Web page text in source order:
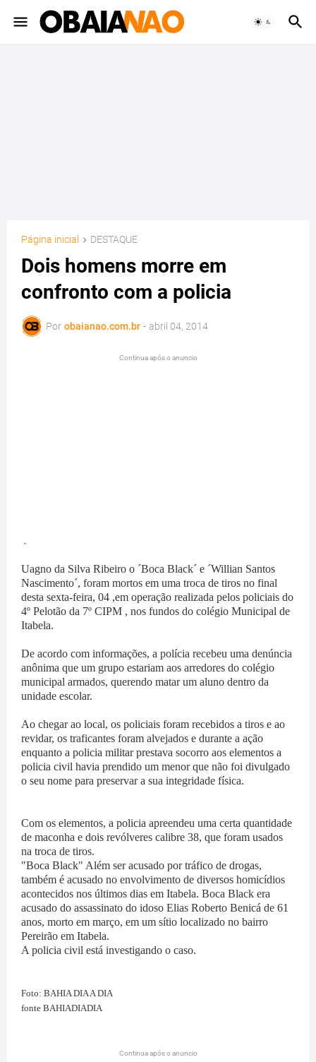
Página inicial DESTAQUE
Dois homens morre em
confronto com a policia
Por obaianao.com.br - abril 04, 2014
Continua após o anuncio
´
Uagno da Silva Ribeiro o ´Boca Black´ e ´Willian Santos
Nascimento´, foram mortos em uma troca de tiros no final
desta sexta-feira, 04 ,em operação realizada pelos policiais do
4º Pelotão da 7º CIPM , nos fundos do colégio Municipal de
Itabela.
De acordo com informações, a polícia recebeu uma denúncia
anônima que um grupo estariam aos arredores do colégio
municipal armados, querendo matar um aluno dentro da
unidade escolar.
Ao chegar ao local, os policiais foram recebidos a tiros e ao
revidar, os traficantes foram alvejados e durante a ação
enquanto a policia militar prestava socorro aos elementos a
policia civil havia prendido um menor que não foi divulgado
o seu nome para preservar a sua integridade física.
Com os elementos, a policia apreendeu uma certa quantidade
de maconha e dois revólveres calibre 38, que foram usados
na troca de tiros.
"Boca Black" Além ser acusado por tráfico de drogas,
também é acusado no envolvimento de diversos homicídios
acontecidos nos últimos dias em Itabela. Boca Black era
acusado do assassinato do idoso Elias Roberto Benicá de 61
anos, morto em março, em um sítio localizado no bairro
Pereirão em Itabela.
A policia civil está investigando o caso.
Foto: BAHIA DIA A DIA
fonte BAHIADIADIA
Continua após o anuncio